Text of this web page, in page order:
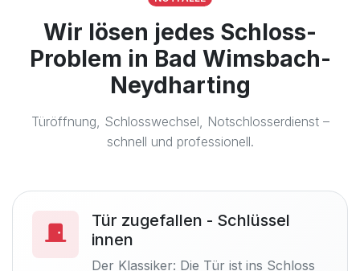
Wir lösen jedes Schloss-
Problem in Bad Wimsbach-
Neydharting
Türöffnung, Schlosswechsel, Notschlosserdienst –
schnell und professionell.
Tür zugefallen - Schlüssel
innen
Der Klassiker: Die Tür ist ins Schloss